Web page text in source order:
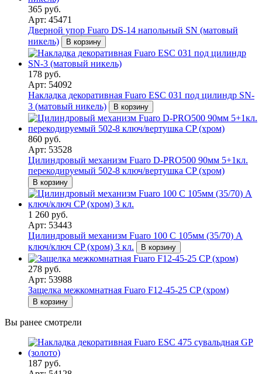
365 руб.
Арт: 45471
Дверной упор Fuaro DS-14 напольный SN (матовый
никель)
В корзину
178 руб.
Арт: 54092
Накладка декоративная Fuaro ESC 031 под цилиндр SN-
3 (матовый никель)
В корзину
860 руб.
Арт: 53528
Цилиндровый механизм Fuaro D-PRO500 90мм 5+1кл.
перекодируемый 502-8 ключ/вертушка CP (хром)
В корзину
1 260 руб.
Арт: 53443
Цилиндровый механизм Fuaro 100 C 105мм (35/70) A
ключ/ключ CP (хром) 3 кл.
В корзину
278 руб.
Арт: 53988
Защелка межкомнатная Fuaro F12-45-25 CP (хром)
В корзину
Вы ранее смотрели
187 руб.